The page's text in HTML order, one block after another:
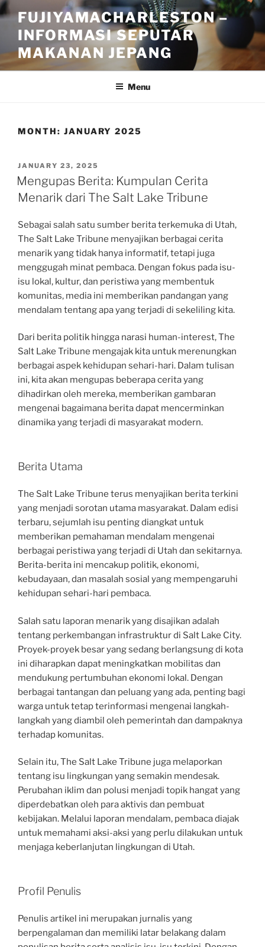
Skip
to
content
FUJIYAMACHARLESTON –
INFORMASI SEPUTAR
MAKANAN JEPANG
Menu
MONTH: JANUARY 2025
POSTED
ON
JANUARY 23, 2025
Mengupas Berita: Kumpulan Cerita
Menarik dari The Salt Lake Tribune
Sebagai salah satu sumber berita terkemuka di Utah,
The Salt Lake Tribune menyajikan berbagai cerita
menarik yang tidak hanya informatif, tetapi juga
menggugah minat pembaca. Dengan fokus pada isu-
isu lokal, kultur, dan peristiwa yang membentuk
komunitas, media ini memberikan pandangan yang
mendalam tentang apa yang terjadi di sekeliling kita.
Dari berita politik hingga narasi human-interest, The
Salt Lake Tribune mengajak kita untuk merenungkan
berbagai aspek kehidupan sehari-hari. Dalam tulisan
ini, kita akan mengupas beberapa cerita yang
dihadirkan oleh mereka, memberikan gambaran
mengenai bagaimana berita dapat mencerminkan
dinamika yang terjadi di masyarakat modern.
Berita Utama
The Salt Lake Tribune terus menyajikan berita terkini
yang menjadi sorotan utama masyarakat. Dalam edisi
terbaru, sejumlah isu penting diangkat untuk
memberikan pemahaman mendalam mengenai
berbagai peristiwa yang terjadi di Utah dan sekitarnya.
Berita-berita ini mencakup politik, ekonomi,
kebudayaan, dan masalah sosial yang mempengaruhi
kehidupan sehari-hari pembaca.
Salah satu laporan menarik yang disajikan adalah
tentang perkembangan infrastruktur di Salt Lake City.
Proyek-proyek besar yang sedang berlangsung di kota
ini diharapkan dapat meningkatkan mobilitas dan
mendukung pertumbuhan ekonomi lokal. Dengan
berbagai tantangan dan peluang yang ada, penting bagi
warga untuk tetap terinformasi mengenai langkah-
langkah yang diambil oleh pemerintah dan dampaknya
terhadap komunitas.
Selain itu, The Salt Lake Tribune juga melaporkan
tentang isu lingkungan yang semakin mendesak.
Perubahan iklim dan polusi menjadi topik hangat yang
diperdebatkan oleh para aktivis dan pembuat
kebijakan. Melalui laporan mendalam, pembaca diajak
untuk memahami aksi-aksi yang perlu dilakukan untuk
menjaga keberlanjutan lingkungan di Utah.
Profil Penulis
Penulis artikel ini merupakan jurnalis yang
berpengalaman dan memiliki latar belakang dalam